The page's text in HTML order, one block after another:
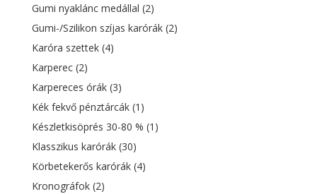
Gumi nyaklánc medállal (2)
Gumi-/Szilikon szíjas karórák (2)
Karóra szettek (4)
Karperec (2)
Karpereces órák (3)
Kék fekvő pénztárcák (1)
Készletkisöprés 30-80 % (1)
Klasszikus karórák (30)
Körbetekerős karórák (4)
Kronográfok (2)